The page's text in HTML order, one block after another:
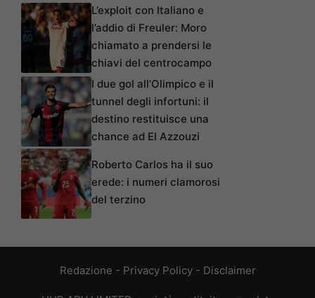
L’exploit con Italiano e
l’addio di Freuler: Moro
chiamato a prendersi le
chiavi del centrocampo
I due gol all’Olimpico e il
tunnel degli infortuni: il
destino restituisce una
chance ad El Azzouzi
Roberto Carlos ha il suo
erede: i numeri clamorosi
del terzino
Redazione - Privacy Policy- Disclaimer